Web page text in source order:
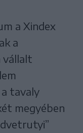
a Xindex
a
vállalt
tavaly
megyében